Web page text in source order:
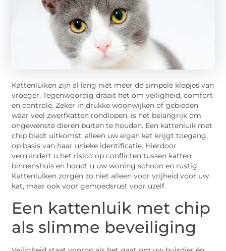
Kattenluiken zijn al lang niet meer de simpele klepjes van
vroeger. Tegenwoordig draait het om veiligheid, comfort
en controle. Zeker in drukke woonwijken of gebieden
waar veel zwerfkatten rondlopen, is het belangrijk om
ongewenste dieren buiten te houden. Een kattenluik met
chip biedt uitkomst: alleen uw eigen kat krijgt toegang,
op basis van haar unieke identificatie. Hierdoor
vermindert u het risico op conflicten tussen katten
binnenshuis en houdt u uw woning schoon en rustig.
Kattenluiken zorgen zo niet alleen voor vrijheid voor uw
kat, maar ook voor gemoedsrust voor uzelf.
Een kattenluik met chip
als slimme beveiliging